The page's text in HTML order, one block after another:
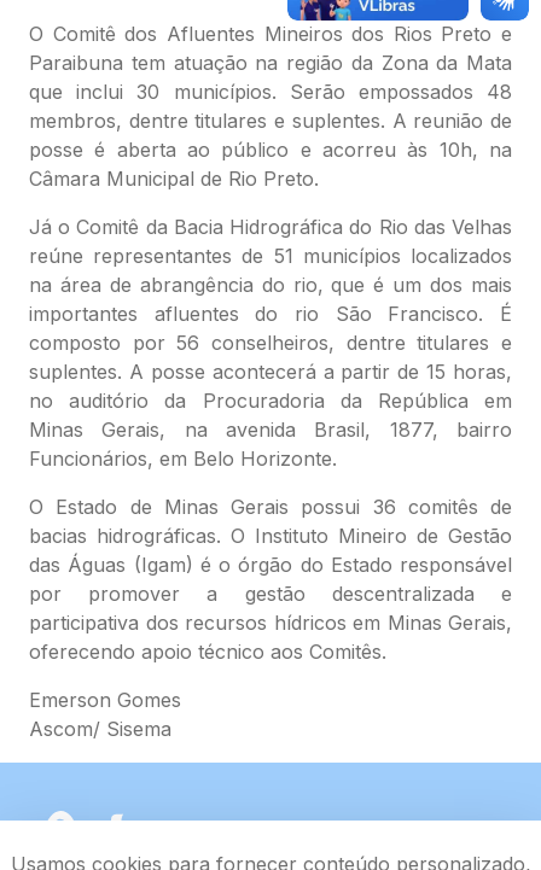
O Comitê dos Afluentes Mineiros dos Rios Preto e
Paraibuna tem atuação na região da Zona da Mata
que inclui 30 municípios. Serão empossados 48
membros, dentre titulares e suplentes. A reunião de
posse é aberta ao público e acorreu às 10h, na
Câmara Municipal de Rio Preto.
Já o Comitê da Bacia Hidrográfica do Rio das Velhas
reúne representantes de 51 municípios localizados
na área de abrangência do rio, que é um dos mais
importantes afluentes do rio São Francisco. É
composto por 56 conselheiros, dentre titulares e
suplentes. A posse acontecerá a partir de 15 horas,
no auditório da Procuradoria da República em
Minas Gerais, na avenida Brasil, 1877, bairro
Funcionários, em Belo Horizonte.
O Estado de Minas Gerais possui 36 comitês de
bacias hidrográficas. O Instituto Mineiro de Gestão
das Águas (Igam) é o órgão do Estado responsável
por promover a gestão descentralizada e
participativa dos recursos hídricos em Minas Gerais,
oferecendo apoio técnico aos Comitês.
Emerson Gomes
Ascom/ Sisema
Usamos cookies para fornecer conteúdo personalizado,